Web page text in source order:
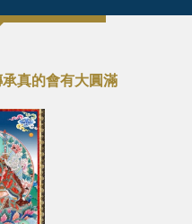
真的會有大圓滿